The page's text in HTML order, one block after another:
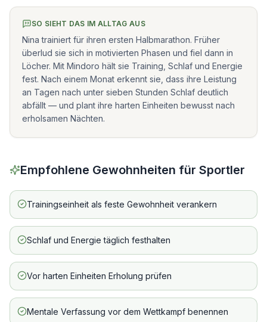
SO SIEHT DAS IM ALLTAG AUS
Nina trainiert für ihren ersten Halbmarathon. Früher
überlud sie sich in motivierten Phasen und fiel dann in
Löcher. Mit Mindoro hält sie Training, Schlaf und Energie
fest. Nach einem Monat erkennt sie, dass ihre Leistung
an Tagen nach unter sieben Stunden Schlaf deutlich
abfällt — und plant ihre harten Einheiten bewusst nach
erholsamen Nächten.
Empfohlene Gewohnheiten für Sportler
Trainingseinheit als feste Gewohnheit verankern
Schlaf und Energie täglich festhalten
Vor harten Einheiten Erholung prüfen
Mentale Verfassung vor dem Wettkampf benennen